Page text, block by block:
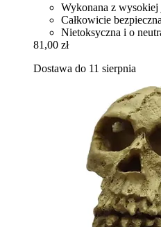
Wykonana z
Całkowicie
Nietoksyczna i o
81,00 zł
Dostawa do 11 sierpnia